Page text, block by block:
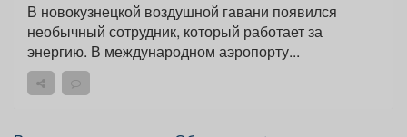
В новокузнецкой воздушной гавани появился
необычный сотрудник, который работает за
энергию. В международном аэропорту...